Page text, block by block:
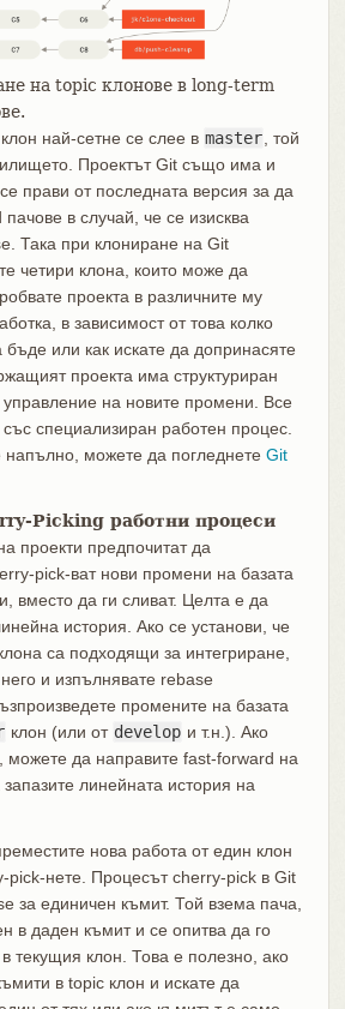
на topic клонове в long-term
най-сетне се слее в master, той
Проектът Git също има и
прави от последната версия за да
в случай, че се изисква
Така при клониране на Git
четири клона, които може да
проекта в различните му
в зависимост от това колко
бъде или как искате да допринасяте
проекта има структуриран
управление на новите промени. Все
със специализиран работен процес.
напълно, можете да погледнете Git
Picking работни процеси
проекти предпочитат да
pick-ват нови промени на базата
вместо да ги сливат. Целта е да
история. Ако се установи, че
са подходящи за интегриране,
и изпълнявате rebase
промените на базата
клон (или от develop и т.н.). Ако
можете да направите fast-forward на
линейната история на
нова работа от един клон
pick-нете. Процесът cherry-pick в Git
за единичен къмит. Той взема пача,
в даден къмит и се опитва да го
текущия клон. Това е полезно, ако
в topic клон и искате да